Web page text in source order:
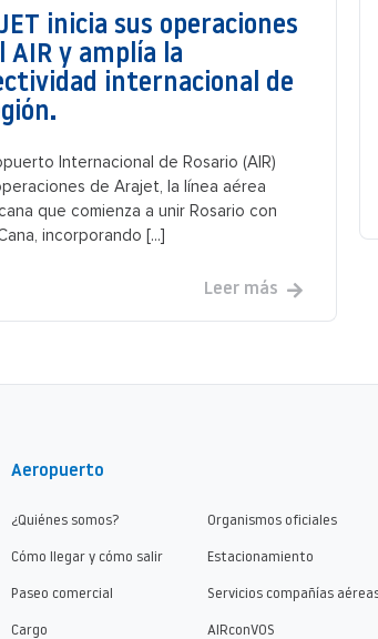
inicia sus operaciones
AIR y amplía la
internacional de
Internacional de Rosario (AIR)
de Arajet, la línea aérea
que comienza a unir Rosario con
incorporando [...]
Leer más
Aeropuerto
¿Quiénes somos? Organismos oficiales
Cómo llegar y cómo salir Estacionamiento
Paseo comercial Servicios compañías
Cargo AIRconVOS